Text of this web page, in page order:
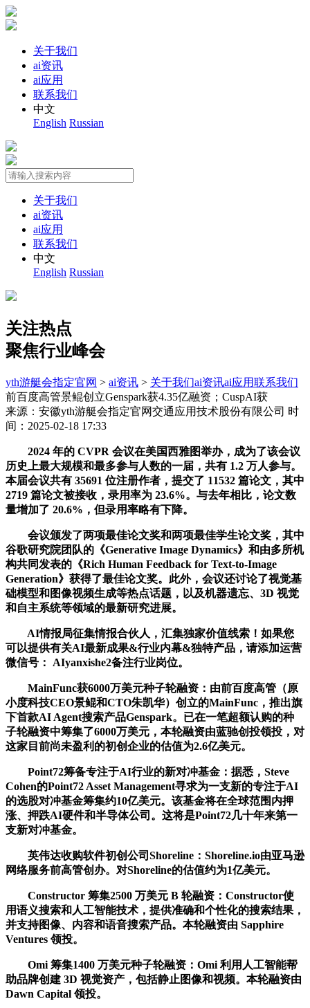
关于我们
ai资讯
ai应用
联系我们
中文
English Russian
关于我们
ai资讯
ai应用
联系我们
中文
English Russian
关注热点
聚焦行业峰会
yth游艇会指定官网 > ai资讯 > 关于我们ai资讯ai应用联系我们
前百度高管景鲲创立Genspark获4.35亿融资；CuspAI获
来源：安徽yth游艇会指定官网交通应用技术股份有限公司 时
间：2025-02-18 17:33
2024 年的 CVPR 会议在美国西雅图举办，成为了该会议
历史上最大规模和最多参与人数的一届，共有 1.2 万人参与。
本届会议共有 35691 位注册作者，提交了 11532 篇论文，其中
2719 篇论文被接收，录用率为 23.6%。与去年相比，论文数
量增加了 20.6%，但录用率略有下降。
会议颁发了两项最佳论文奖和两项最佳学生论文奖，其中
谷歌研究院团队的《Generative Image Dynamics》和由多所机
构共同发表的《Rich Human Feedback for Text-to-Image
Generation》获得了最佳论文奖。此外，会议还讨论了视觉基
础模型和图像视频生成等热点话题，以及机器遗忘、3D 视觉
和自主系统等领域的最新研究进展。
AI情报局征集情报合伙人，汇集独家价值线索！如果您
可以提供有关AI最新成果&行业内幕&独特产品，请添加运营
微信号： AIyanxishe2备注行业岗位。
MainFunc获6000万美元种子轮融资：由前百度高管（原
小度科技CEO景鲲和CTO朱凯华）创立的MainFunc，推出旗
下首款AI Agent搜索产品Genspark。已在一笔超额认购的种
子轮融资中筹集了6000万美元，本轮融资由蓝驰创投领投，对
这家目前尚未盈利的初创企业的估值为2.6亿美元。
Point72筹备专注于AI行业的新对冲基金：据悉，Steve
Cohen的Point72 Asset Management寻求为一支新的专注于AI
的选股对冲基金筹集约10亿美元。该基金将在全球范围内押
涨、押跌AI硬件和半导体公司。这将是Point72几十年来第一
支新对冲基金。
英伟达收购软件初创公司Shoreline：Shoreline.io由亚马逊
网络服务前高管创办。对Shoreline的估值约为1亿美元。
Constructor 筹集2500 万美元 B 轮融资：Constructor使
用语义搜索和人工智能技术，提供准确和个性化的搜索结果，
并支持图像、内容和语音搜索产品。本轮融资由 Sapphire
Ventures 领投。
Omi 筹集1400 万美元种子轮融资：Omi 利用人工智能帮
助品牌创建 3D 视觉资产，包括静止图像和视频。本轮融资由
Dawn Capital 领投。